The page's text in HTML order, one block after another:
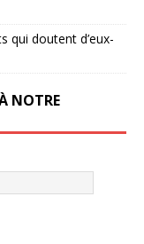
qui doutent d’eux-
NOTRE